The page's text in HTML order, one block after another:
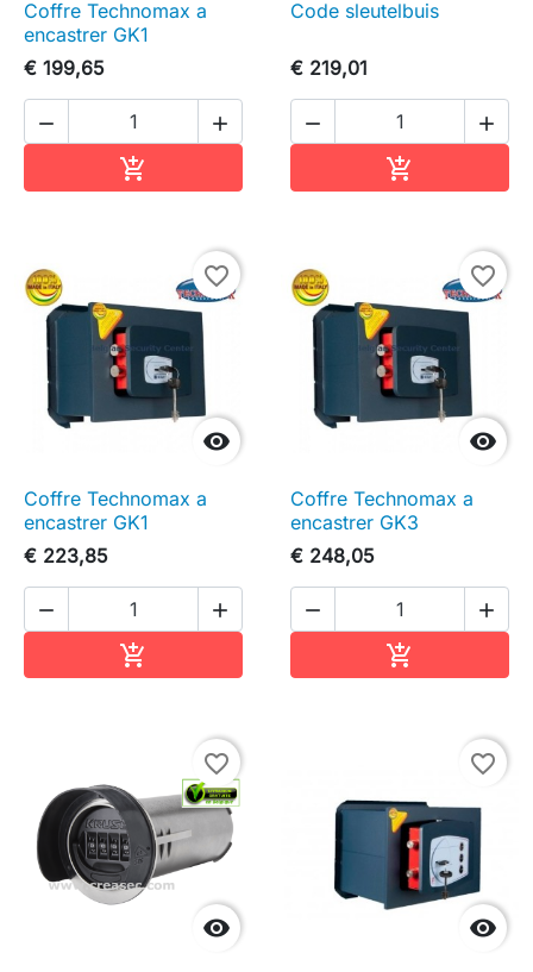
Coffre Technomax a
encastrer GK1
€ 199,65
 

Code sleutelbuis
€ 219,01
 


favorite_border
Coffre Technomax a
encastrer GK1
€ 223,85
 


favorite_border
Coffre Technomax a
encastrer GK3
€ 248,05
 


favorite_border

favorite_border